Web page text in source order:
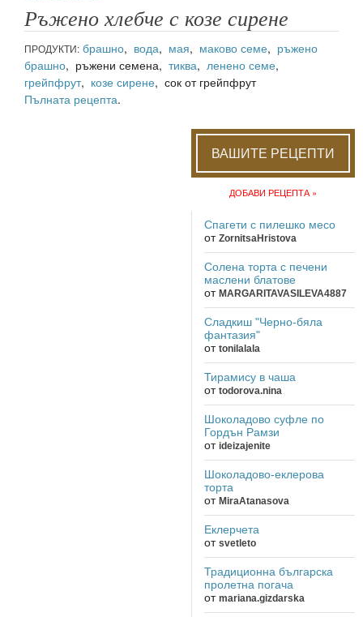
Ръжено хлебче с козе сирене
ПРОДУКТИ: брашно, вода, мая, маково семе, ръжено
брашно, ръжени семена, тиква, ленено семе,
грейпфрут, козе сирене, сок от грейпфрут
Пълната рецепта.
ВАШИТЕ РЕЦЕПТИ
ДОБАВИ РЕЦЕПТА »
Спагети с пилешко месо
от ZornitsaHristova
Солена торта с печени
маслени блатове
от MARGARITAVASILEVA4887
Сладкиш "Черно-бяла
фантазия"
от tonilalala
Тирамису в чаша
от todorova.nina
Шоколадово суфле по
Гордън Рамзи
от ideizajenite
Шоколадово-еклерова
торта
от MiraAtanasova
Еклерчета
от svetleto
Традиционна българска
пролетна погача
от mariana.gizdarska